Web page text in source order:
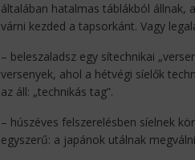
általában hatalmas táblákból állnak,
várni kezded a tapsorkánt. Vagy
– beleszaladsz egy sítechnikai
versenyek, ahol a hétvégi síelők
az áll: „technikás tag”.
– húszéves felszerelésben síelnek
egyszerű: a japánok utálnak